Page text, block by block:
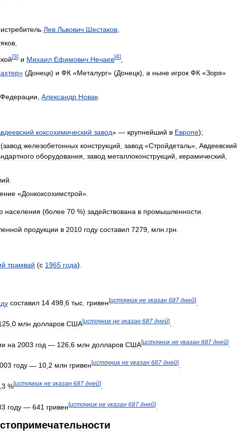
истребитель Лев Львович Шестаков
[3] и Михаил Ефимович Нечаев[4];
» (Донецк) и ФК «Металург» (Донецк), а ныне игрок ФК «Зоря»
Федерации Александр Новак
коксохимический завод» — крупнейший в Европе);
(завод железобетонных конструкций завод «Стройдеталь», Авдеевский
оборудования завод металлоконструкций керамический
«Донкоксохимстрой».
населения (более 70 %) задействована в промышленности
продукции в 2010 году составил 7279 млн грн
трамвай (с 1965 года).
составил 14 498 6 тыс гривен [источник не указан 687 дней]
0 млн долларов США[источник не указан 687 дней]
на 2003 год — 126 6 млн долларов США[источник не указан 687 дней]
году — 10 2 млн гривен [источник не указан 687 дней]
3 %[источник не указан 687 дней]
году — 641 гривен[источник не указан 687 дней]